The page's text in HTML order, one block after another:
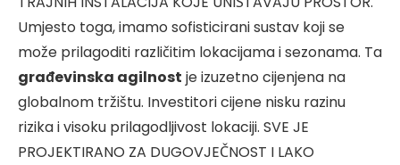
Umjesto toga, imamo sofisticirani sustav koji se
može prilagoditi različitim lokacijama i sezonama. Ta
građevinska agilnost je izuzetno cijenjena na
globalnom tržištu. Investitori cijene nisku razinu
rizika i visoku prilagodljivost lokaciji. SVE JE
PROJEKTIRANO ZA DUGOVJEČNOST I LAKO